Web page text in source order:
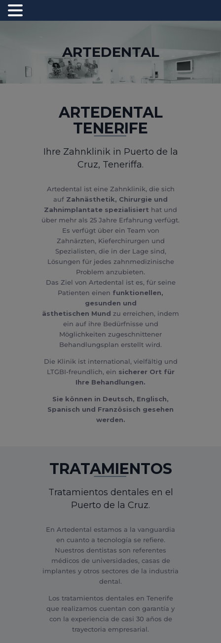
STARTSEITE
BEHANDLUNGEN
TERMIN VEREINBAREN
ARTEDENTAL
ARTEDENTAL
TENERIFE
Ihre Zahnklinik in Puerto de la
Cruz, Teneriffa.
Artedental ist eine Zahnklinik, die sich
auf Zahnästhetik, Chirurgie und
Zahnimplantate spezialisiert hat und
über mehr als 25 Jahre Erfahrung verfügt.
Es verfügt über ein Team von
Zahnärzten, Kieferchirurgen und
Spezialisten, die in der Lage sind,
Lösungen für jedes zahnmedizinische
Problem anzubieten.
Das Ziel von Artedental ist es, für seine
Patienten einen funktionellen,
gesunden und
ästhetischen Mund zu erreichen, indem
ein auf ihre Bedürfnisse und
Möglichkeiten zugeschnittener
Behandlungsplan erstellt wird.
Die Klinik ist international, vielfältig und
LTGBI-freundlich, ein sicherer Ort für
Ihre Behandlungen.
Sie können in Deutsch, Englisch,
Spanisch und Französisch gesehen
werden.
TRATAMIENTOS
Tratamientos dentales en el
Puerto de la Cruz.
En Artedental estamos a la vanguardia
en cuanto a tecnología se refiere.
Nuestros dentistas son referentes
médicos de universidades, casas de
implantes y otros sectores de la industria
dental.
Los tratamientos dentales en Tenerife
que realizamos cuentan con garantía y
con la experiencia de casi 30 años de
trayectoria empresarial.